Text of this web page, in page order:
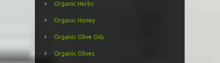
Organic Herbs
Organic Honey
Organic Olive Oils
Organic Olives